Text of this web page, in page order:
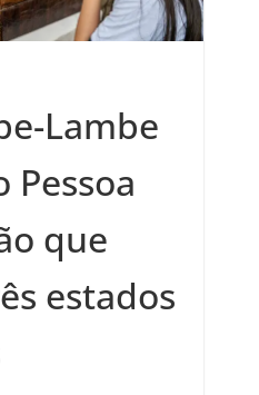
Lambe
Pessoa
que
estados